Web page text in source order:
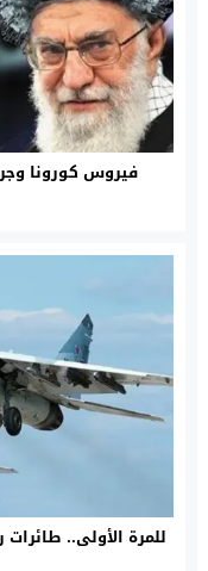
فيروس كورونا
للمرة الأولى..